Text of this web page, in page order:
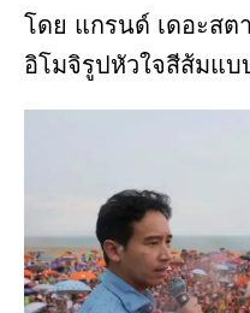
โดย แกรนด์ เดอะสต
อิโมจิรูปหัวใจสีส้มแบ